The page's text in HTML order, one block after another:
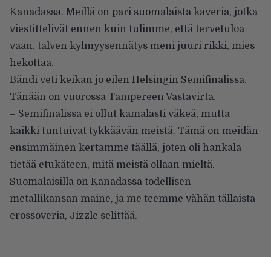
Kanadassa. Meillä on pari suomalaista kaveria, jotka
viestittelivät ennen kuin tulimme, että tervetuloa
vaan, talven kylmyysennätys meni juuri rikki, mies
hekottaa.
Bändi veti keikan jo eilen Helsingin Semifinalissa.
Tänään on vuorossa Tampereen Vastavirta.
– Semifinalissa ei ollut kamalasti väkeä, mutta
kaikki tuntuivat tykkäävän meistä. Tämä on meidän
ensimmäinen kertamme täällä, joten oli hankala
tietää etukäteen, mitä meistä ollaan mieltä.
Suomalaisilla on Kanadassa todellisen
metallikansan maine, ja me teemme vähän tällaista
crossoveria, Jizzle selittää.